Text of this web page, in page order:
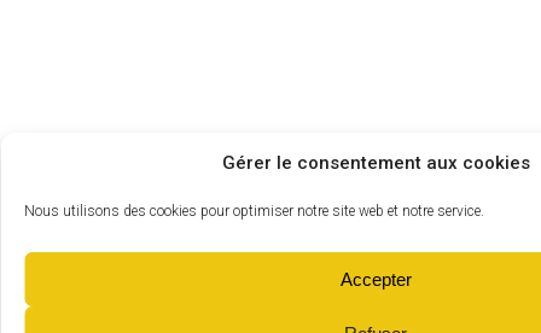
Gérer le consentement aux cookies
Nous utilisons des cookies pour optimiser notre site web et notre service.
Accepter